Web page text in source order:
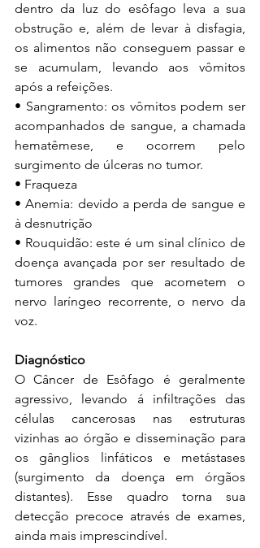
dentro da luz do esôfago leva a sua
obstrução e, além de levar à disfagia,
os alimentos não conseguem passar e
se acumulam, levando aos vômitos
após a refeições.
• Sangramento: os vômitos podem ser
acompanhados de sangue, a chamada
hematêmese, e ocorrem pelo
surgimento de úlceras no tumor.
• Fraqueza
• Anemia: devido a perda de sangue e
à desnutrição
• Rouquidão: este é um sinal clínico de
doença avançada por ser resultado de
tumores grandes que acometem o
nervo laríngeo recorrente, o nervo da
voz.
Diagnóstico
O Câncer de Esôfago é geralmente
agressivo, levando á infiltrações das
células cancerosas nas estruturas
vizinhas ao órgão e disseminação para
os gânglios linfáticos e metástases
(surgimento da doença em órgãos
distantes). Esse quadro torna sua
detecção precoce através de exames,
ainda mais imprescindível.